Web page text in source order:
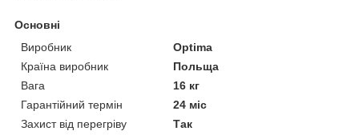
Основні
Виробник
Optima
Країна виробник
Польща
Вага
16 кг
Гарантійний термін
24 міс
Захист від перегріву
Так